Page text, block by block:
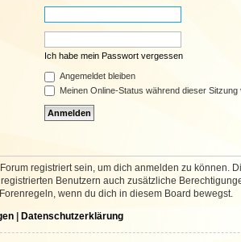
Ich habe mein Passwort vergessen
Angemeldet bleiben
Meinen Online-Status während dieser Sitzung
registriert sein, um dich anmelden zu können.
Benutzern auch zusätzliche
wenn du dich in diesem Board bewegst.
| Datenschutzerklärung